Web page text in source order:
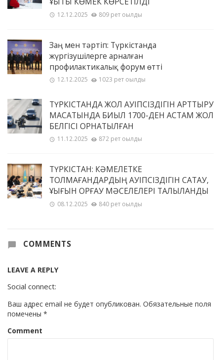
12.12.2025 809 рет оқылды
Заң мен тәртіп: Түркістанда
жүргізушілерге арналған
профилактикалық форум өтті
12.12.2025 1023 рет оқылды
ТҮРКІСТАНДА ЖОЛ ҚАУІПСІЗДІГІН АРТТЫРУ
МАҚСАТЫНДА БИЫЛ 1700-ДЕН АСТАМ ЖОЛ
БЕЛГІСІ ОРНАТЫЛҒАН
11.12.2025 872 рет оқылды
ТҮРКІСТАН: КӘМЕЛЕТКЕ
ТОЛМАҒАНДАРДЫҢ ҚАУІПСІЗДІГІН САҚТАУ,
ҚҰҚЫҒЫН ҚОРҒАУ МӘСЕЛЕЛЕРІ ТАЛҚЫЛАНДЫ
08.12.2025 840 рет оқылды
COMMENTS
LEAVE A REPLY
Social connect:
Ваш адрес email не будет опубликован. Обязательные поля
помечены *
Comment